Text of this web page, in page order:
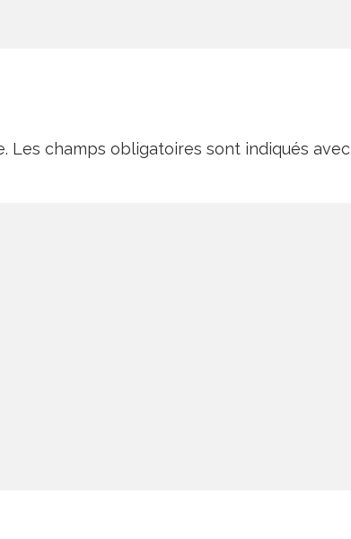
Les champs obligatoires sont indiqués avec